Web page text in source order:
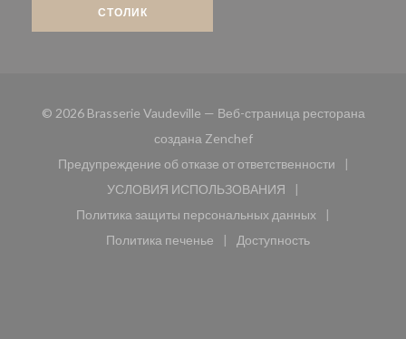
СТОЛИК
© 2026 Brasserie Vaudeville — Веб-страница ресторана
создана Zenchef((открывается в новом
Предупреждение об отказе от ответственности
((открывается в новом окне))
УСЛОВИЯ ИСПОЛЬЗОВАНИЯ
((открывается в новом окне))
Политика защиты персональных данных
((открывается в новом окне))
Политика печенье
((открывается в новом окне))
Доступность